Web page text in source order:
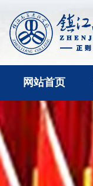
网站首页